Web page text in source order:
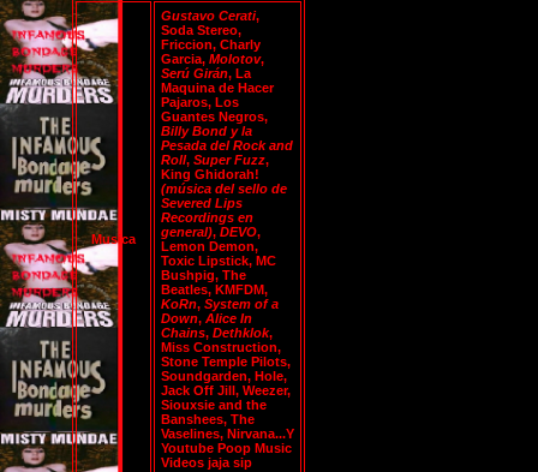
Musica
Gustavo Cerati,
Soda Stereo,
Friccion, Charly
Garcia, Molotov,
Serú Girán, La
Maquina de Hacer
Pajaros, Los
Guantes Negros,
Billy Bond y la
Pesada del Rock and
Roll, Super Fuzz,
King Ghidorah!
(música del sello de
Severed Lips
Recordings en
general), DEVO,
Lemon Demon,
Toxic Lipstick, MC
Bushpig, The
Beatles, KMFDM,
KoRn, System of a
Down, Alice In
Chains, Dethklok,
Miss Construction,
Stone Temple Pilots,
Soundgarden, Hole,
Jack Off Jill, Weezer,
Siouxsie and the
Banshees, The
Vaselines, Nirvana...Y
Youtube Poop Music
Videos jaja sip